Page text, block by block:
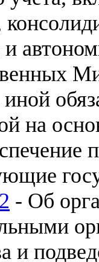
на
- Об
и